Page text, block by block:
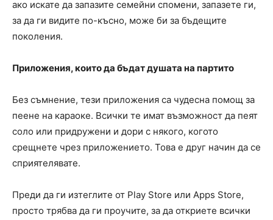
ако искате да запазите семейни спомени, запазете ги,
за да ги видите по-късно, може би за бъдещите
поколения.
Приложения, които да бъдат душата на партито
Без съмнение, тези приложения са чудесна помощ за
пеене на караоке. Всички те имат възможност да пеят
соло или придружени и дори с някого, когото
срещнете чрез приложението. Това е друг начин да се
сприятелявате.
Преди да ги изтеглите от Play Store или Apps Store,
просто трябва да ги проучите, за да откриете всички